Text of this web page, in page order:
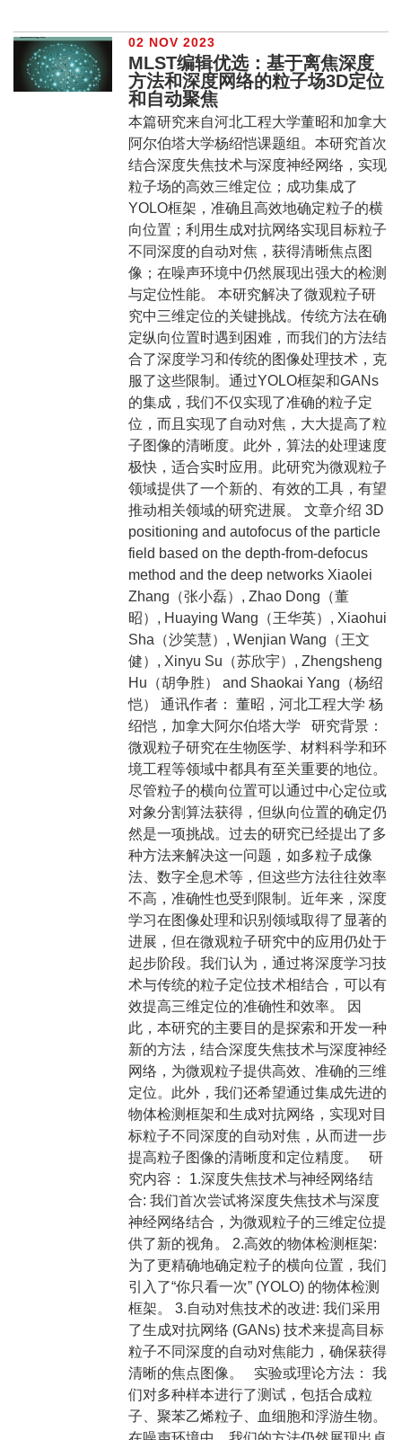
02 NOV 2023
MLST编辑优选：基于离焦深度
方法和深度网络的粒子场3D定位
和自动聚焦
本篇研究来自河北工程大学董昭和加拿大
阿尔伯塔大学杨绍恺课题组。本研究首次
结合深度失焦技术与深度神经网络，实现
粒子场的高效三维定位；成功集成了
YOLO框架，准确且高效地确定粒子的横
向位置；利用生成对抗网络实现目标粒子
不同深度的自动对焦，获得清晰焦点图
像；在噪声环境中仍然展现出强大的检测
与定位性能。 本研究解决了微观粒子研
究中三维定位的关键挑战。传统方法在确
定纵向位置时遇到困难，而我们的方法结
合了深度学习和传统的图像处理技术，克
服了这些限制。通过YOLO框架和GANs
的集成，我们不仅实现了准确的粒子定
位，而且实现了自动对焦，大大提高了粒
子图像的清晰度。此外，算法的处理速度
极快，适合实时应用。此研究为微观粒子
领域提供了一个新的、有效的工具，有望
推动相关领域的研究进展。 文章介绍 3D
positioning and autofocus of the particle
field based on the depth-from-defocus
method and the deep networks Xiaolei
Zhang（张小磊）, Zhao Dong（董
昭）, Huaying Wang（王华英）, Xiaohui
Sha（沙笑慧）, Wenjian Wang（王文
健）, Xinyu Su（苏欣宇）, Zhengsheng
Hu（胡争胜） and Shaokai Yang（杨绍
恺） 通讯作者： 董昭，河北工程大学 杨
绍恺，加拿大阿尔伯塔大学 研究背景：
微观粒子研究在生物医学、材料科学和环
境工程等领域中都具有至关重要的地位。
尽管粒子的横向位置可以通过中心定位或
对象分割算法获得，但纵向位置的确定仍
然是一项挑战。过去的研究已经提出了多
种方法来解决这一问题，如多粒子成像
法、数字全息术等，但这些方法往往效率
不高，准确性也受到限制。近年来，深度
学习在图像处理和识别领域取得了显著的
进展，但在微观粒子研究中的应用仍处于
起步阶段。我们认为，通过将深度学习技
术与传统的粒子定位技术相结合，可以有
效提高三维定位的准确性和效率。 因
此，本研究的主要目的是探索和开发一种
新的方法，结合深度失焦技术与深度神经
网络，为微观粒子提供高效、准确的三维
定位。此外，我们还希望通过集成先进的
物体检测框架和生成对抗网络，实现对目
标粒子不同深度的自动对焦，从而进一步
提高粒子图像的清晰度和定位精度。 研
究内容： 1.深度失焦技术与神经网络结
合: 我们首次尝试将深度失焦技术与深度
神经网络结合，为微观粒子的三维定位提
供了新的视角。 2.高效的物体检测框架:
为了更精确地确定粒子的横向位置，我们
引入了“你只看一次” (YOLO) 的物体检测
框架。 3.自动对焦技术的改进: 我们采用
了生成对抗网络 (GANs) 技术来提高目标
粒子不同深度的自动对焦能力，确保获得
清晰的焦点图像。 实验或理论方法： 我
们对多种样本进行了测试，包括合成粒
子、聚苯乙烯粒子、血细胞和浮游生物。